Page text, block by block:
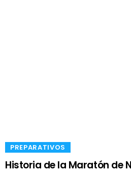
​PREPARATIVOS
Historia de la Maratón de